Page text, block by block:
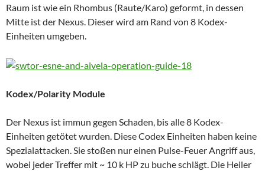
Raum ist wie ein Rhombus (Raute/Karo) geformt, in dessen
Mitte ist der Nexus. Dieser wird am Rand von 8 Kodex-
Einheiten umgeben.
Kodex/Polarity Module
Der Nexus ist immun gegen Schaden, bis alle 8 Kodex-
Einheiten getötet wurden. Diese Codex Einheiten haben keine
Spezialattacken. Sie stoßen nur einen Pulse-Feuer Angriff aus,
wobei jeder Treffer mit ~ 10 k HP zu buche schlägt. Die Heiler